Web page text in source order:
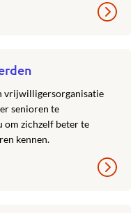
vrijwilligersorganisatie
senioren te
om zichzelf beter te
kennen.